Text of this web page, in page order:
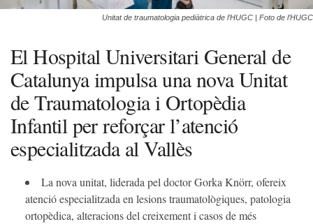
Unitat de traumatologia pediàtrica de l’HUGC | Foto de l’HUGC
El Hospital Universitari General de
Catalunya impulsa una nova Unitat
de Traumatologia i Ortopèdia
Infantil per reforçar l’atenció
especialitzada al Vallès
La nova unitat, liderada pel doctor Gorka Knörr, ofereix
atenció especialitzada en lesions traumatològiques, patologia
ortopèdica, alteracions del creixement i casos de més